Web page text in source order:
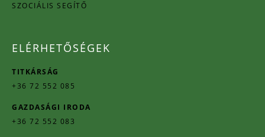
SZOCIÁLIS SEGÍTŐ
ELÉRHETŐSÉGEK
TITKÁRSÁG
+36 72 552 085
GAZDASÁGI IRODA
+36 72 552 083